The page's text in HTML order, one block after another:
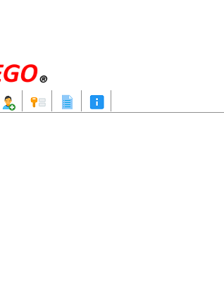
Hoe huren?RegistrerenAanmeldenReserveringslijst